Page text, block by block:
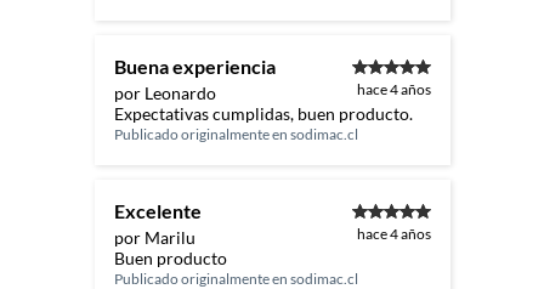
Buena experiencia
por Leonardo hace 4 años
Expectativas cumplidas, buen producto.
Publicado originalmente en sodimac.cl
Excelente
por Marilu hace 4 años
Buen producto
Publicado originalmente en sodimac.cl